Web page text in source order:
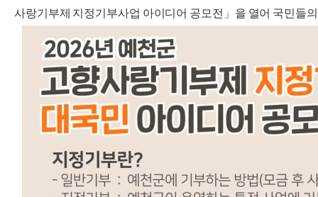
사랑기부제 지정기부사업 아이디어 공모전」을 열어 국민들